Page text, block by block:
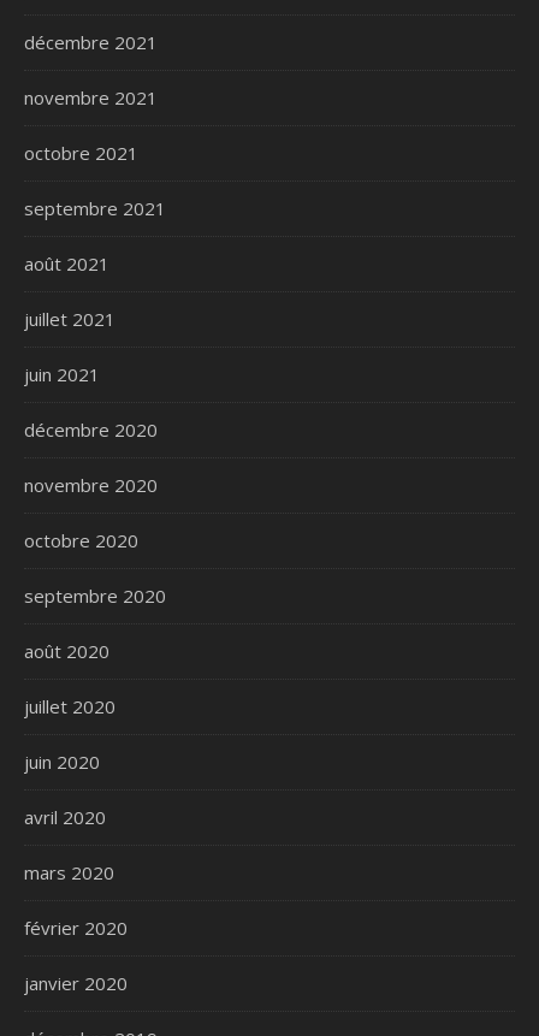
décembre 2021
novembre 2021
octobre 2021
septembre 2021
août 2021
juillet 2021
juin 2021
décembre 2020
novembre 2020
octobre 2020
septembre 2020
août 2020
juillet 2020
juin 2020
avril 2020
mars 2020
février 2020
janvier 2020